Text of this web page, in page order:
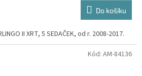
Do košíku
II XRT, 5 SEDAČEK, od r. 2008-2017.
Kód: AM-84136